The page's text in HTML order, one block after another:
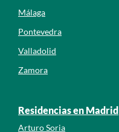
Málaga
Pontevedra
Valladolid
Zamora
Residencias en Madrid
Arturo Soria